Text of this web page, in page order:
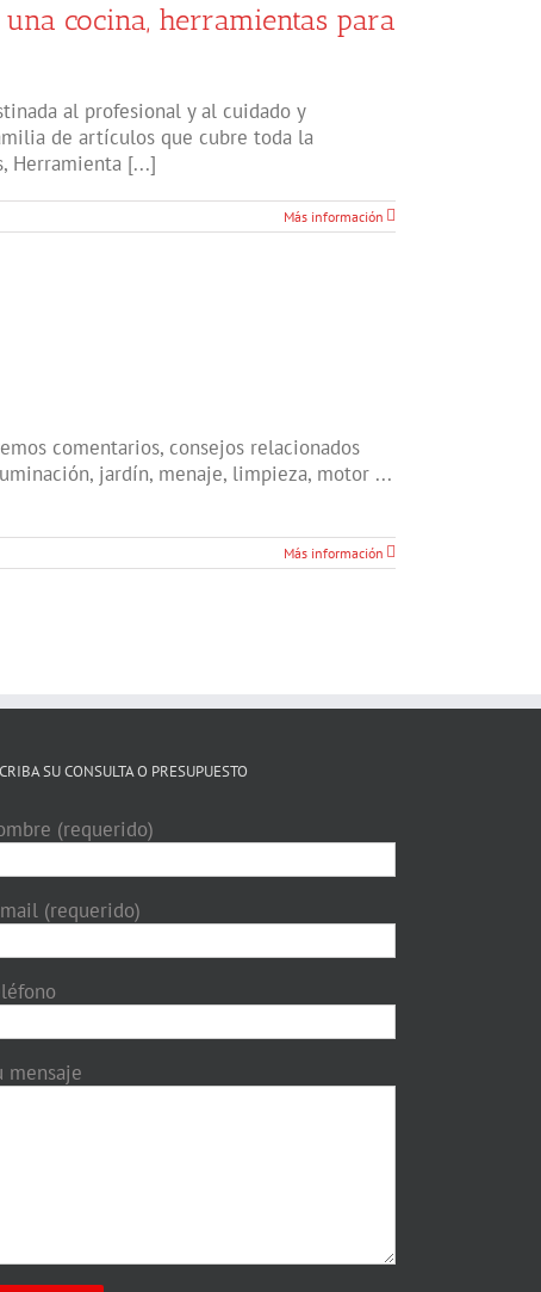
cocina, herramientas para
al profesional y al cuidado y
de artículos que cubre toda la
Herramienta [...]
Más información
comentarios, consejos relacionados
jardín, menaje, limpieza, motor ...
Más información
SU CONSULTA O PRESUPUESTO
(requerido)
(requerido)
mensaje